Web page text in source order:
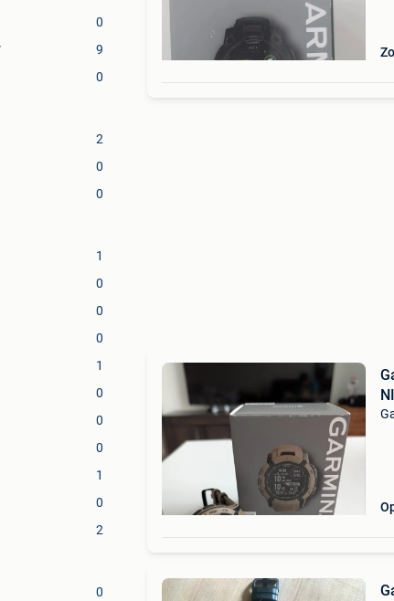
0
9
0
2
0
0
1
0
0
0
1
0
0
0
1
0
2
0